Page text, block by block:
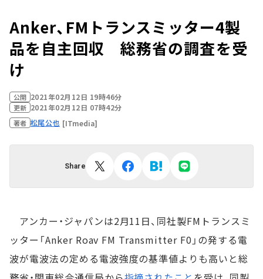
Anker、FMトランスミッター4製
品を自主回収 総務省の調査を受
け
公開 2021年02月12日 19時46分
更新 2021年02月12日 07時42分
著者 松尾公也 [ITmedia]
Share
アンカー・ジャパンは2月11日、同社製FMトランスミ
ッター「Anker Roav FM Transmitter F0」の発する電
波が電波法の定める電波強度の基準値よりも高いと総